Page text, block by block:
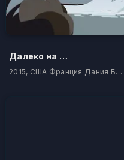
Далеко на Север
2015, США Франция Дания Бельгия